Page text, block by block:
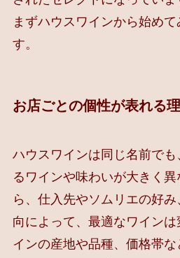
まずハウスワインから始め
す。
お店ごとの個性が表れる
ハウスワインは同じ名前で
るワインや味わいが大きく
ら、仕入先やソムリエの好
向によって、最適なワイン
インの産地や品種、価格帯